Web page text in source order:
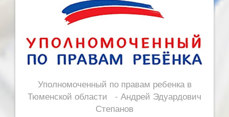
Уполномоченный по правам ребенка в
Тюменской области - Андрей Эдуардович
Степанов